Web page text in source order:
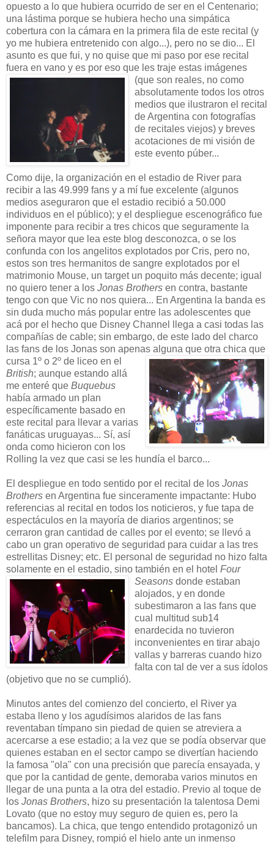
opuesto a lo que hubiera ocurrido de ser en el Centenario;
una lástima porque se hubiera hecho una simpática
cobertura con la cámara en la primera fila de este recital (y
yo me hubiera entretenido con algo...), pero no se dio... El
asunto es que fui, y no quise que mi paso por ese recital
fuera en vano y es por eso que les traje estas imágenes
(que son reales, no como
absolutamente todos los otros
medios que ilustraron el recital
de Argentina con fotografías
de recitales viejos) y breves
acotaciones de mi visión de
este evento púber...
Como dije, la organización en el estadio de River para
recibir a las 49.999 fans y a mí fue excelente (algunos
medios aseguraron que el estadio recibió a 50.000
individuos en el público); y el despliegue escenográfico fue
imponente para recibir a tres chicos que seguramente la
señora mayor que lea este blog desconozca, o se los
confunda con los angelitos explotados por Cris, pero no,
estos son tres hermanitos de sangre explotados por el
matrimonio Mouse, un target un poquito más decente; igual
no quiero tener a los Jonas Brothers en contra, bastante
tengo con que Vic no nos quiera... En Argentina la banda es
sin duda mucho más popular entre las adolescentes que
acá por el hecho que Disney Channel llega a casi todas las
compañías de cable; sin embargo, de este lado del charco
las fans de los Jonas son apenas alguna que otra chica que
cursa 1º o 2º de liceo en el
British; aunque estando allá
me enteré que Buquebus
había armado un plan
específicamente basado en
este recital para llevar a varias
fanáticas uruguayas... Sí, así
onda como hicieron con los
Rolling la vez que casi se les hundía el barco...
El despliegue en todo sentido por el recital de los Jonas
Brothers en Argentina fue sinceramente impactante: Hubo
referencias al recital en todos los noticieros, y fue tapa de
espectáculos en la mayoría de diarios argentinos; se
cerraron gran cantidad de calles por el evento; se llevó a
cabo un gran operativo de seguridad para cuidar a las tres
estrellitas Disney; etc. El personal de seguridad no hizo falta
solamente en el estadio, sino también en el hotel Four
Seasons donde estaban
alojados, y en donde
subestimaron a las fans que
cual multitud sub14
enardecida no tuvieron
inconvenientes en tirar abajo
vallas y barreras cuando hizo
falta con tal de ver a sus ídolos
(objetivo que no se cumplió).
Minutos antes del comienzo del concierto, el River ya
estaba lleno y los agudísimos alaridos de las fans
reventaban tímpano sin piedad de quien se atreviera a
acercarse a ese estadio; a la vez que se podía observar que
quienes estaban en el sector campo se divertían haciendo
la famosa "ola" con una precisión que parecía ensayada, y
que por la cantidad de gente, demoraba varios minutos en
llegar de una punta a la otra del estadio. Previo al toque de
los Jonas Brothers, hizo su presentación la talentosa Demi
Lovato (que no estoy muy seguro de quien es, pero la
bancamos). La chica, que tengo entendido protagonizó un
telefilm para Disney, rompió el hielo ante un inmenso